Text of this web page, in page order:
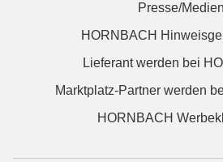
Presse/Medien
HORNBACH
Lieferant werden bei
Marktplatz-Partner werden
HORNBACH